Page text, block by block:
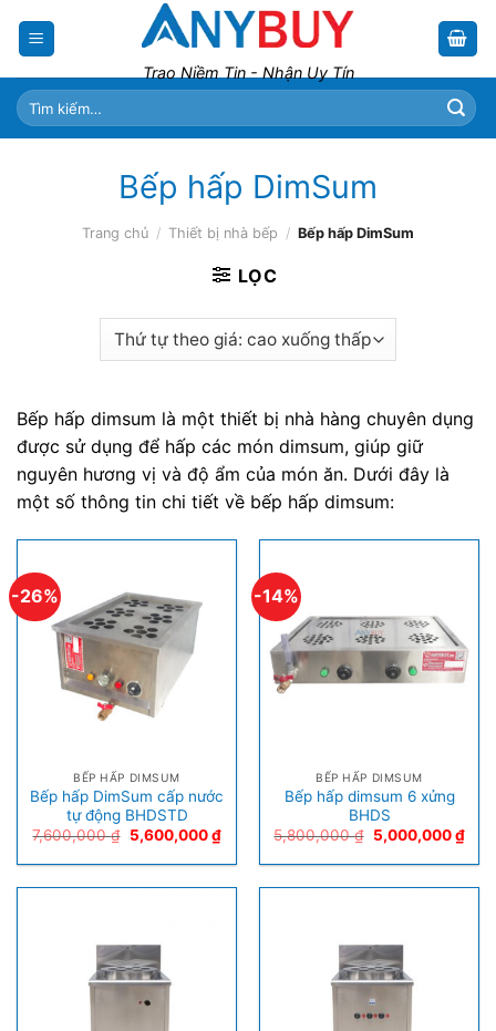
Trao Niềm Tin - Nhận Uy Tín
Tìm
kiếm:
Bếp hấp DimSum
Trang chủ / Thiết bị nhà bếp / Bếp hấp DimSum
LỌC
Bếp hấp dimsum là một thiết bị nhà hàng chuyên dụng
được sử dụng để hấp các món dimsum, giúp giữ
nguyên hương vị và độ ẩm của món ăn. Dưới đây là
một số thông tin chi tiết về bếp hấp dimsum:
-26%
BẾP HẤP DIMSUM
Bếp hấp DimSum cấp nước
tự động BHDSTD
7,600,000₫ 5,600,000₫
-14%
BẾP HẤP DIMSUM
Bếp hấp dimsum 6 xửng
BHDS
5,800,000₫ 5,000,000₫